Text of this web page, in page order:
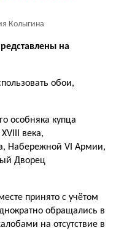
Колыгина
на
обои,
особняка купца
века,
Набережной VI Армии,
Дворец
принято с учётом
обращались в
на отсутствие в